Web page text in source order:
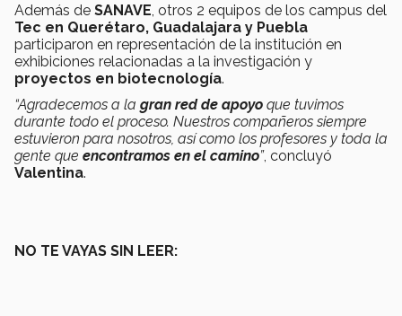
Además de SANAVE , otros 2 equipos de los campus del
Tec en Querétaro, Guadalajara y Puebla
participaron en representación de la institución en
exhibiciones relacionadas a la investigación y
proyectos en biotecnología.
“Agradecemos a la gran red de apoyo que tuvimos
durante todo el proceso. Nuestros compañeros siempre
estuvieron para nosotros, así como los profesores y toda la
gente que encontramos en el camino”, concluyó
Valentina.
NO TE VAYAS SIN LEER: